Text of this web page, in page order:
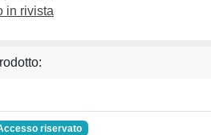
in rivista
riservato